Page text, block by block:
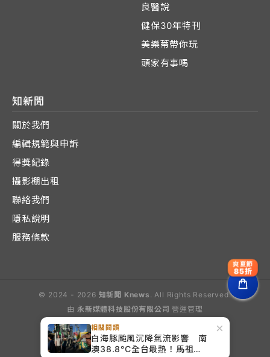
×
相關閱讀
白海豚颱風沉降氣流影響 南
澳38.8°C全台最熱！馬祖高
良醫說
健保30年特刊
美樂蒂帶你玩
頭家有事嗎
知新聞
關於我們
編輯規範與申訴
得獎紀錄
攝影棚出租
聯絡我們
隱私說明
服務條款
© 2024 - 2026 知新聞 Knews . All Rights Reserved.
由 永新媒體科技股份有限公司 營運管理
爽夏節
85折